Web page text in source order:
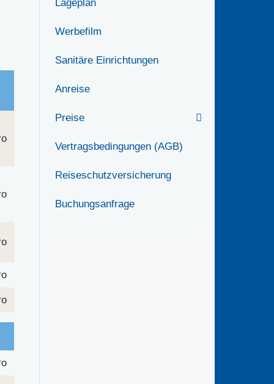
Lageplan
Werbefilm
Sanitäre Einrichtungen
Anreise
Preise
Vertragsbedingungen (AGB)
Reiseschutzversicherung
Buchungsanfrage